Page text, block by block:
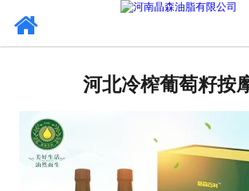
河北来料代
河北冷榨葡萄籽按